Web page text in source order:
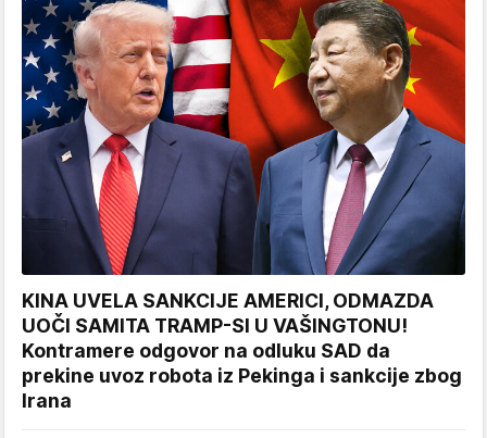
KINA UVELA SANKCIJE AMERICI, ODMAZDA
UOČI SAMITA TRAMP-SI U VAŠINGTONU!
Kontramere odgovor na odluku SAD da
prekine uvoz robota iz Pekinga i sankcije zbog
Irana